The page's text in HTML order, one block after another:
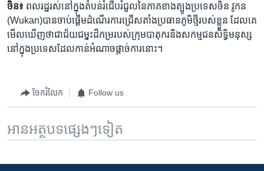
ចិន៖ ពលរដ្ឋ​រស់នៅ​ក្នុង​តំបន់​រំជើបរំជួល​នៃ​ភាគ​ខាងត្បូង​ប្រទេសចិន​ វូកន
(Wukan)​បាន​ចាប់ផ្ដើម​ដំណើរការ​ជ្រើសតាំង​ប្រធាន​ភូមិ​ថ្មី​របស់​ខ្លួន​ ដែល​គេ​
មើល​ឃើញ​ថា​ជា​ជ័យជម្នះ​ដ៏​កម្រ​របស់​ក្រុម​បាតុករនិង​សកម្មជន​សិទ្ធិ​មនុស្ស ​
នៅ​ក្នុង​ប្រទេស​ដែល​កាន់​អំណាច​ផ្ដាច់ការ​នោះ។
ចែករំលែក Follow us
អានអត្ថបទផ្សេងៗទៀត